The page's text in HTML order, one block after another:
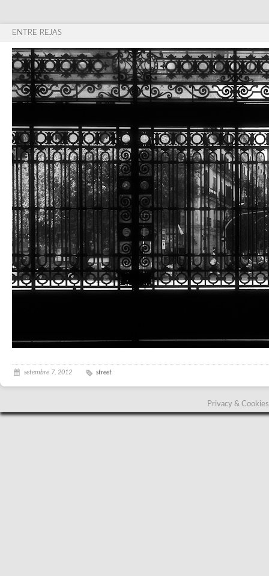
ENTRE REJAS
setembre 7, 2012 street
Privacy &